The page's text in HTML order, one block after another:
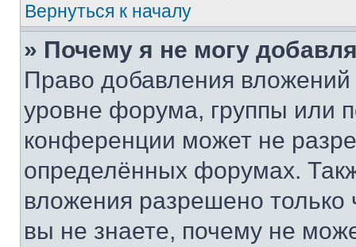
Вернуться к началу
» Почему я не могу
Право добавления
уровне форума, группы или
конференции может не
определённых форумах.
вложения разрешено
вы не знаете, почему не